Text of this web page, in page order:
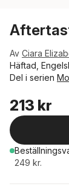
Av Ciara
Häftad,
Del i serien
213 kr
249 kr.